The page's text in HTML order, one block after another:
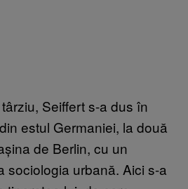
Seiffert s-a dus în
estul Germaniei, la două
de Berlin, cu un
sociologia urbană. Aici s-a